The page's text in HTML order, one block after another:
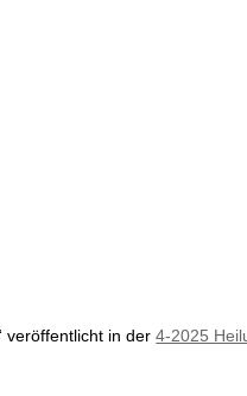
veröffentlicht in der4-2025